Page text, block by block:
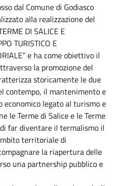
dal Comune di Godiasco
alla realizzazione del
DI SALICE E
TURISTICO E
e ha come obiettivo il
la promozione del
storicamente le due
contempo, il mantenimento e
economico legato al turismo e
le Terme di Salice e le Terme
far diventare il termalismo il
territoriale di
la riapertura delle
una partnership pubblico e